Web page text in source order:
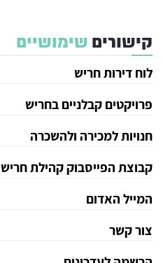
קישורים שימושיים
לוח דירות חריש
פרויקטים קבלניים בחריש
חנויות למכירה ולהשכרה
קבוצת הפייסבוק קהילת חריש
המייל האדום
צור קשר